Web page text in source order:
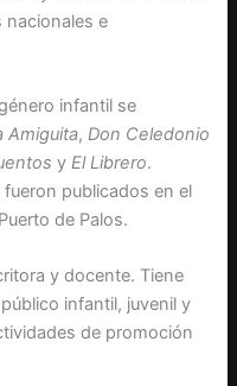
nacionales e
infantil se
Amiguita,Don Celedonio
yEl Librero.
publicados en el
de Palos.
y docente. Tiene
infantil, juvenil y
de promoción